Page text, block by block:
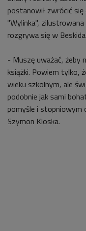
postanowił zwrócić się
"Wylinka",
rozgrywa się w
- Muszę uważać, żeby
książki. Powiem tylko,
wieku szkolnym, ale
podobnie jak sami
pomyśle i stopniowym
Szymon Kloska.